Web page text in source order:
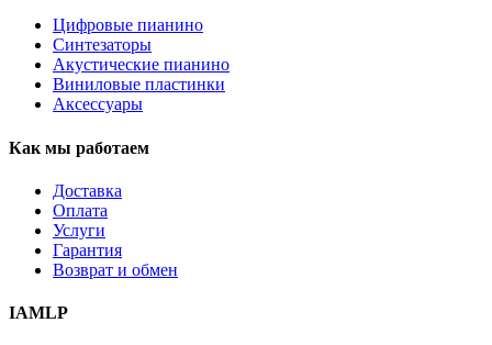
Цифровые пианино
Синтезаторы
Акустические пианино
Виниловые пластинки
Аксессуары
Как мы работаем
Доставка
Оплата
Услуги
Гарантия
Возврат и обмен
IAMLP